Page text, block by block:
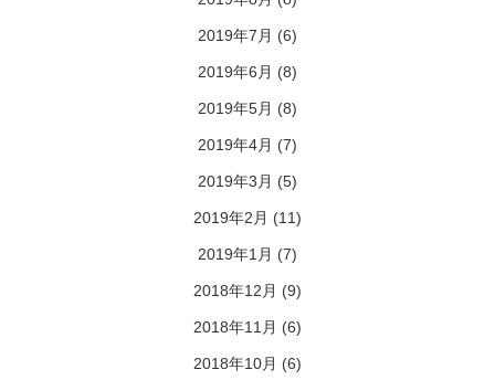
2019年7月 (6)
2019年6月 (8)
2019年5月 (8)
2019年4月 (7)
2019年3月 (5)
2019年2月 (11)
2019年1月 (7)
2018年12月 (9)
2018年11月 (6)
2018年10月 (6)